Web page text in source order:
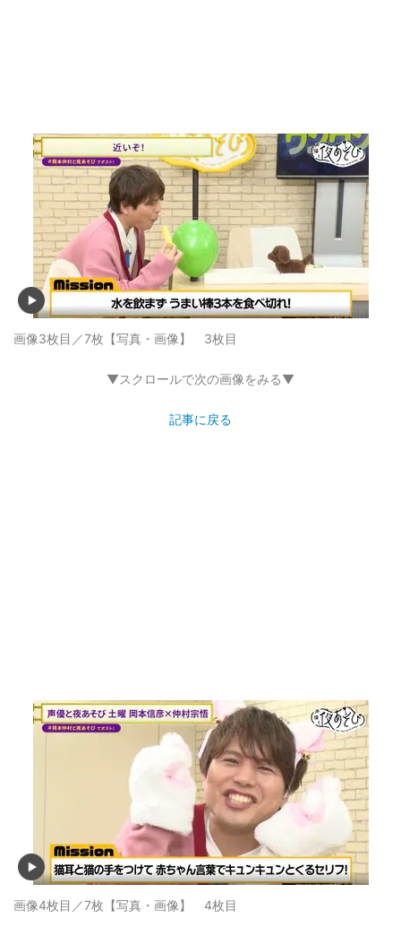
画像3枚目／7枚 【写真・画像】 3枚目
▼スクロールで次の画像をみる▼
記事に戻る
画像4枚目／7枚 【写真・画像】 4枚目